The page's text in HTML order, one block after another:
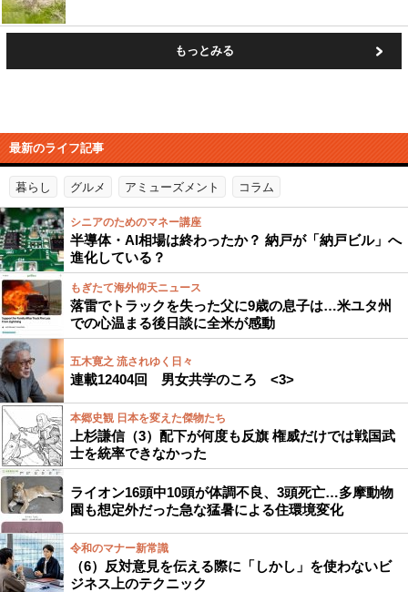
もっとみる
最新のライフ記事
暮らし グルメ アミューズメント コラム
シニアのためのマネー講座
半導体・AI相場は終わったか？ 納戸が「納戸ビル」へ
進化している？
もぎたて海外仰天ニュース
落雷でトラックを失った父に9歳の息子は…米ユタ州
での心温まる後日談に全米が感動
五木寛之 流されゆく日々
連載12404回 男女共学のころ <3>
本郷史観 日本を変えた傑物たち
上杉謙信（3）配下が何度も反旗 権威だけでは戦国武
士を統率できなかった
ライオン16頭中10頭が体調不良、3頭死亡…多摩動物
園も想定外だった急な猛暑による住環境変化
令和のマナー新常識
（6）反対意見を伝える際に「しかし」を使わないビ
ジネス上のテクニック